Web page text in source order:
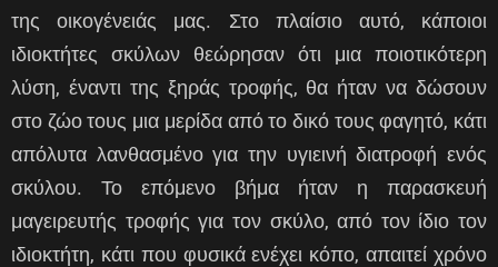
της οικογένειάς μας. Στο πλαίσιο αυτό, κάποιοι
ιδιοκτήτες σκύλων θεώρησαν ότι μια ποιοτικότερη
λύση, έναντι της ξηράς τροφής, θα ήταν να δώσουν
στο ζώο τους μια μερίδα από το δικό τους φαγητό, κάτι
απόλυτα λανθασμένο για την υγιεινή διατροφή ενός
σκύλου. Το επόμενο βήμα ήταν η παρασκευή
μαγειρευτής τροφής για τον σκύλο, από τον ίδιο τον
ιδιοκτήτη, κάτι που φυσικά ενέχει κόπο, απαιτεί χρόνο